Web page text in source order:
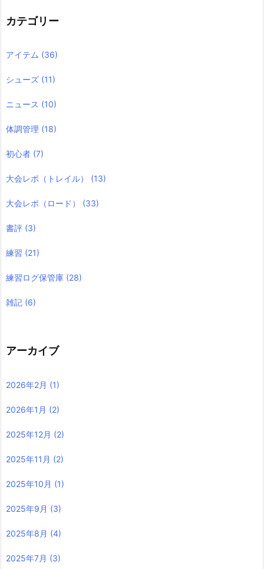
カテゴリー
アイテム (36)
シューズ (11)
ニュース (10)
体調管理 (18)
初心者 (7)
大会レポ（トレイル） (13)
大会レポ（ロード） (33)
書評 (3)
練習 (21)
練習ログ保管庫 (28)
雑記 (6)
アーカイブ
2026年2月 (1)
2026年1月 (2)
2025年12月 (2)
2025年11月 (2)
2025年10月 (1)
2025年9月 (3)
2025年8月 (4)
2025年7月 (3)